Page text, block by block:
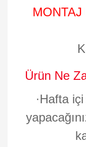
Ürün Ne
·Hafta